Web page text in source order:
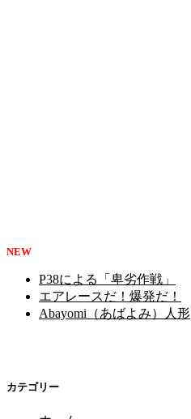
NEW
P38による「卑劣作戦」
エアレースだ！爆発だ！
Abayomi（あばよみ）人形
カテゴリー